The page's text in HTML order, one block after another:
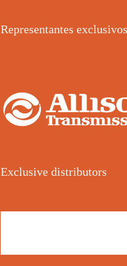
Representantes exclusivos
Exclusive distributors